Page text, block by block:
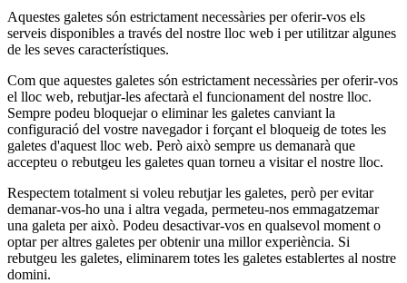
Aquestes galetes són estrictament necessàries per oferir-vos els
serveis disponibles a través del nostre lloc web i per utilitzar algunes
de les seves característiques.
Com que aquestes galetes són estrictament necessàries per oferir-vos
el lloc web, rebutjar-les afectarà el funcionament del nostre lloc.
Sempre podeu bloquejar o eliminar les galetes canviant la
configuració del vostre navegador i forçant el bloqueig de totes les
galetes d'aquest lloc web. Però això sempre us demanarà que
accepteu o rebutgeu les galetes quan torneu a visitar el nostre lloc.
Respectem totalment si voleu rebutjar les galetes, però per evitar
demanar-vos-ho una i altra vegada, permeteu-nos emmagatzemar
una galeta per això. Podeu desactivar-vos en qualsevol moment o
optar per altres galetes per obtenir una millor experiència. Si
rebutgeu les galetes, eliminarem totes les galetes establertes al nostre
domini.